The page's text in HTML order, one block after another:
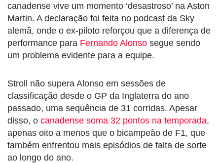
canadense vive um momento ‘desastroso’ na Aston
Martin. A declaração foi feita no podcast da Sky
alemã, onde o ex-piloto reforçou que a diferença de
performance para Fernando Alonso segue sendo
um problema evidente para a equipe.
Stroll não supera Alonso em sessões de
classificação desde o GP da Inglaterra do ano
passado, uma sequência de 31 corridas. Apesar
disso, o canadense soma 32 pontos na temporada,
apenas oito a menos que o bicampeão de F1, que
também enfrentou mais episódios de falta de sorte
ao longo do ano.